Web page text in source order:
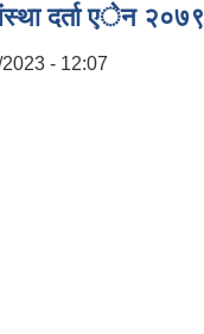
दर्ता एेन २०७९
- 12:07